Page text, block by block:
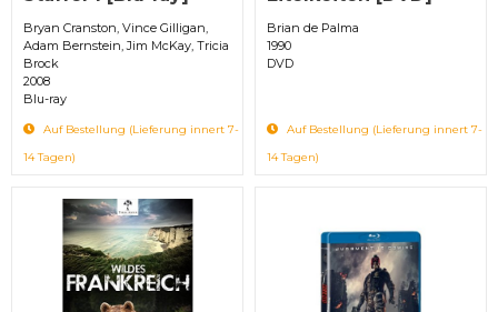
Bryan Cranston, Vince Gilligan,
Adam Bernstein, Jim McKay, Tricia
Brock
2008
Blu-ray
Auf Bestellung (Lieferung innert 7-
14 Tagen)
Brian de Palma
1990
DVD
Auf Bestellung (Lieferung innert 7-
14 Tagen)